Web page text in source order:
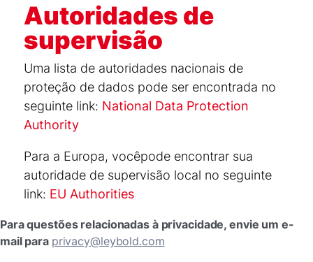
Autoridades de
supervisão
Uma lista de autoridades nacionais de
proteção de dados pode ser encontrada no
seguinte link: National Data Protection
Authority
Para a Europa, vocêpode encontrar sua
autoridade de supervisão local no seguinte
link: EU Authorities
Para questões relacionadas à privacidade, envie um e-
mail para privacy@leybold.com